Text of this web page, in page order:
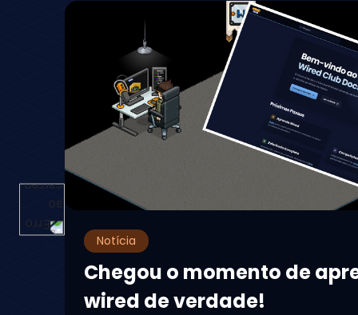
Notícia
Chegou o momento de
wired de verdade!